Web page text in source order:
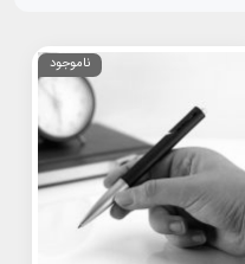
ناموجود